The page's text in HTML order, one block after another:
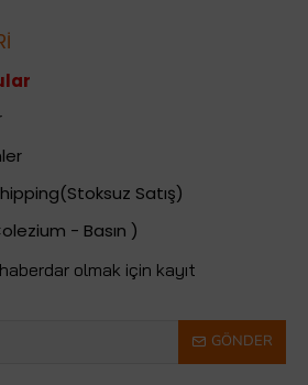
Satış)
- Basın )
olmak için kayıt
GÖNDER